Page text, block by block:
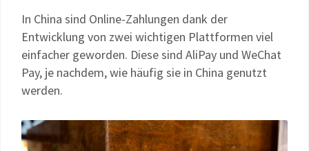
In China sind Online-Zahlungen dank der
Entwicklung von zwei wichtigen Plattformen viel
einfacher geworden. Diese sind AliPay und WeChat
Pay, je nachdem, wie häufig sie in China genutzt
werden.